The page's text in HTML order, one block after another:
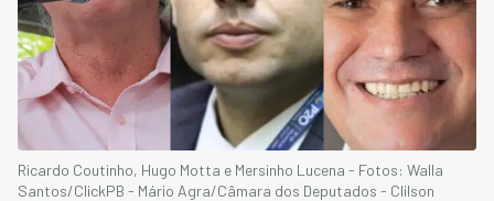
Ricardo Coutinho, Hugo Motta e Mersinho Lucena - Fotos: Walla
Santos/ClickPB - Mário Agra/Câmara dos Deputados - Clilson